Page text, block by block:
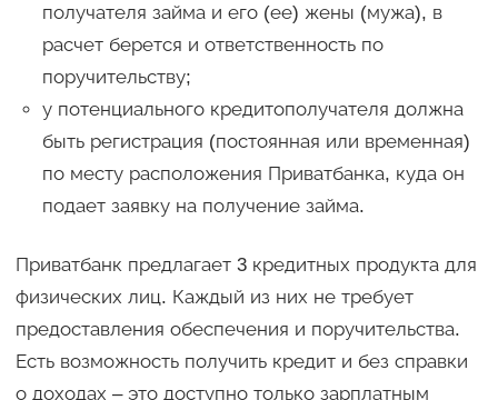
получателя займа и его (ее) жены (мужа), в
расчет берется и ответственность по
поручительству;
у потенциального кредитополучателя должна
быть регистрация (постоянная или временная)
по месту расположения Приватбанка, куда он
подает заявку на получение займа.
Приватбанк предлагает 3 кредитных продукта для
физических лиц. Каждый из них не требует
предоставления обеспечения и поручительства.
Есть возможность получить кредит и без справки
о доходах – это доступно только зарплатным